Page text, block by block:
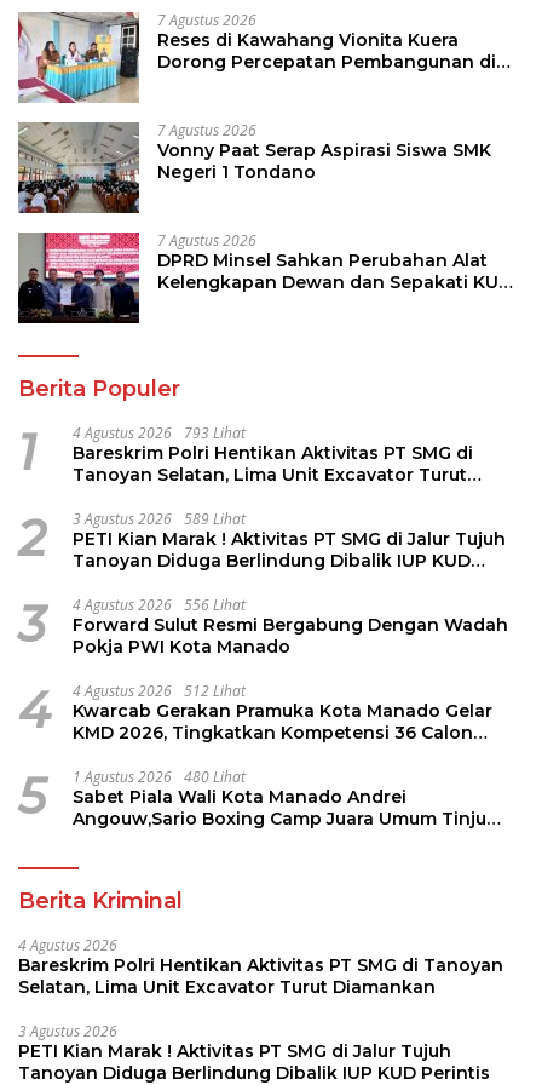
7 Agustus 2026
Reses di Kawahang Vionita Kuera
Dorong Percepatan Pembangunan di
7 Agustus 2026
Vonny Paat Serap Aspirasi Siswa SMK
Negeri 1 Tondano
7 Agustus 2026
DPRD Minsel Sahkan Perubahan Alat
Kelengkapan Dewan dan Sepakati KUA-
Berita Populer
1 4 Agustus 2026 793 Lihat
Bareskrim Polri Hentikan Aktivitas PT SMG di
Tanoyan Selatan, Lima Unit Excavator Turut
2 3 Agustus 2026 589 Lihat
PETI Kian Marak ! Aktivitas PT SMG di Jalur Tujuh
Tanoyan Diduga Berlindung Dibalik IUP KUD
3 4 Agustus 2026 556 Lihat
Forward Sulut Resmi Bergabung Dengan Wadah
Pokja PWI Kota Manado
4 4 Agustus 2026 512 Lihat
Kwarcab Gerakan Pramuka Kota Manado Gelar
KMD 2026, Tingkatkan Kompetensi 36 Calon
5 1 Agustus 2026 480 Lihat
Sabet Piala Wali Kota Manado Andrei
Angouw,Sario Boxing Camp Juara Umum Tinju
Berita Kriminal
4 Agustus 2026
Bareskrim Polri Hentikan Aktivitas PT SMG di Tanoyan
Selatan, Lima Unit Excavator Turut Diamankan
3 Agustus 2026
PETI Kian Marak ! Aktivitas PT SMG di Jalur Tujuh
Tanoyan Diduga Berlindung Dibalik IUP KUD Perintis